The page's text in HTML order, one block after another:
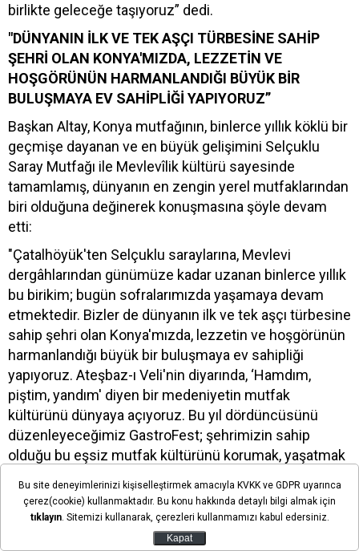
birlikte geleceğe taşıyoruz” dedi.
"DÜNYANIN İLK VE TEK AŞÇI TÜRBESİNE SAHİP
ŞEHRİ OLAN KONYA'MIZDA, LEZZETİN VE
HOŞGÖRÜNÜN HARMANLANDIĞI BÜYÜK BİR
BULUŞMAYA EV SAHİPLİĞİ YAPIYORUZ”
Başkan Altay, Konya mutfağının, binlerce yıllık köklü bir
geçmişe dayanan ve en büyük gelişimini Selçuklu
Saray Mutfağı ile Mevlevîlik kültürü sayesinde
tamamlamış, dünyanın en zengin yerel mutfaklarından
biri olduğuna değinerek konuşmasına şöyle devam
etti:
"Çatalhöyük'ten Selçuklu saraylarına, Mevlevi
dergâhlarından günümüze kadar uzanan binlerce yıllık
bu birikim; bugün sofralarımızda yaşamaya devam
etmektedir. Bizler de dünyanın ilk ve tek aşçı türbesine
sahip şehri olan Konya'mızda, lezzetin ve hoşgörünün
harmanlandığı büyük bir buluşmaya ev sahipliği
yapıyoruz. Ateşbaz-ı Veli'nin diyarında, ‘Hamdım,
piştim, yandım' diyen bir medeniyetin mutfak
kültürünü dünyaya açıyoruz. Bu yıl dördüncüsünü
düzenleyeceğimiz GastroFest; şehrimizin sahip
olduğu bu eşsiz mutfak kültürünü korumak, yaşatmak
çalışmaların başında gelmektedir. İlk adımını 2019
yılında başlattığımız gastronomi yolculuğumuz, 2021
ve 2022 yıllarında düzenlediğimiz Gastrofest'lerle
Bu site deneyimlerinizi kişiselleştirmek amacıyla KVKK ve GDPR uyarınca
çerez(cookie) kullanmaktadır. Bu konu hakkında detaylı bilgi almak için
tıklayın. Sitemizi kullanarak, çerezleri kullanmamızı kabul edersiniz.
Kapat